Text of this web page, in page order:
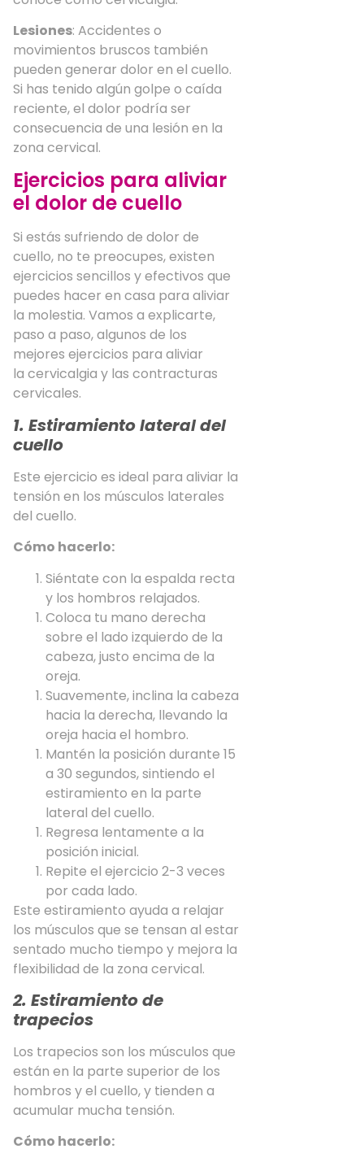
Lesiones: Accidentes o
movimientos bruscos también
pueden generar dolor en el cuello.
Si has tenido algún golpe o caída
reciente, el dolor podría ser
consecuencia de una lesión en la
zona cervical.
Ejercicios para aliviar
el dolor de cuello
Si estás sufriendo de dolor de
cuello, no te preocupes, existen
ejercicios sencillos y efectivos que
puedes hacer en casa para aliviar
la molestia. Vamos a explicarte,
paso a paso, algunos de los
mejores ejercicios para aliviar
la cervicalgia y las contracturas
cervicales.
1. Estiramiento lateral del
cuello
Este ejercicio es ideal para aliviar la
tensión en los músculos laterales
del cuello.
Cómo hacerlo:
Siéntate con la espalda recta
y los hombros relajados.
Coloca tu mano derecha
sobre el lado izquierdo de la
cabeza, justo encima de la
oreja.
Suavemente, inclina la cabeza
hacia la derecha, llevando la
oreja hacia el hombro.
Mantén la posición durante 15
a 30 segundos, sintiendo el
estiramiento en la parte
lateral del cuello.
Regresa lentamente a la
posición inicial.
Repite el ejercicio 2-3 veces
por cada lado.
Este estiramiento ayuda a relajar
los músculos que se tensan al estar
sentado mucho tiempo y mejora la
flexibilidad de la zona cervical.
2. Estiramiento de
trapecios
Los trapecios son los músculos que
están en la parte superior de los
hombros y el cuello, y tienden a
acumular mucha tensión.
Cómo hacerlo: